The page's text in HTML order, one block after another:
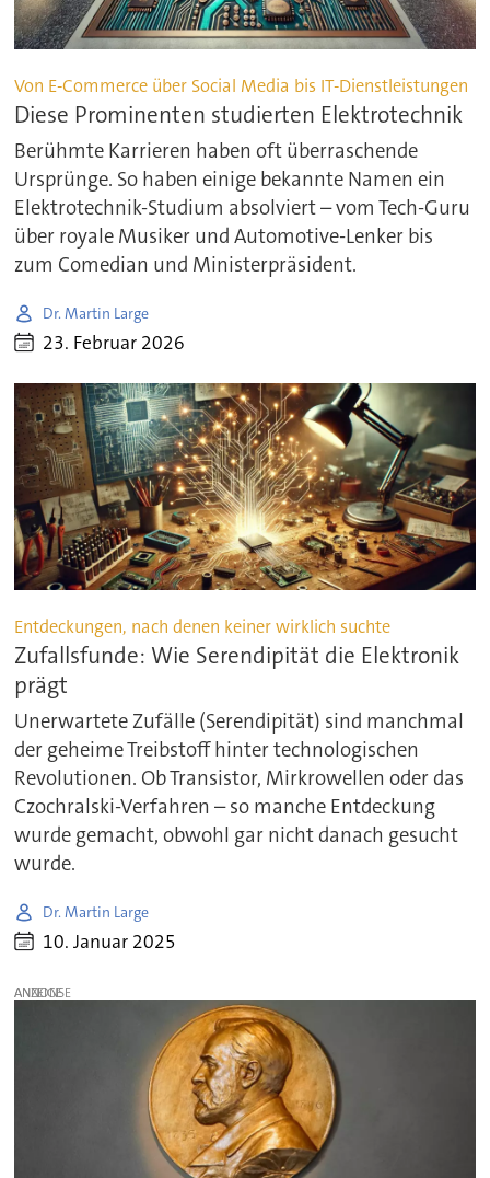
Von E-Commerce über Social Media bis IT-Dienstleistungen
Diese Prominenten studierten Elektrotechnik
Berühmte Karrieren haben oft überraschende
Ursprünge. So haben einige bekannte Namen ein
Elektrotechnik-Studium absolviert – vom Tech-Guru
über royale Musiker und Automotive-Lenker bis
zum Comedian und Ministerpräsident.
Dr. Martin Large
23. Februar 2026
Entdeckungen, nach denen keiner wirklich suchte
Zufallsfunde: Wie Serendipität die Elektronik
prägt
Unerwartete Zufälle (Serendipität) sind manchmal
der geheime Treibstoff hinter technologischen
Revolutionen. Ob Transistor, Mirkrowellen oder das
Czochralski-Verfahren – so manche Entdeckung
wurde gemacht, obwohl gar nicht danach gesucht
wurde.
Dr. Martin Large
10. Januar 2025
ANZEIGE